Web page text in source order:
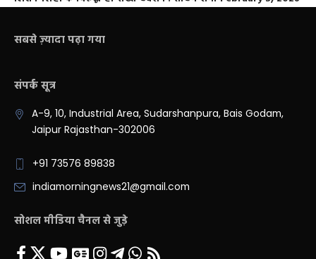
सबसे ज़्यादा पढ़ा गया
संपर्क सूत्र
A-9, 10, Industrial Area, Sudarshanpura, Bais Godam,
Jaipur Rajasthan-302006
+91 73576 89838
indiamorningnews21@gmail.com
सोशल मीडिया चैनल से जुड़े